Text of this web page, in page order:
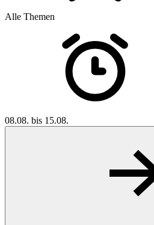
Alle Themen
08.08. bis 15.08.